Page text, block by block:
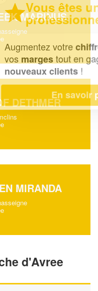
MARINUS
DETHMER
MIRANDA
d'Avree
un
?
chiffre d'affaireset
en gagnant de
!